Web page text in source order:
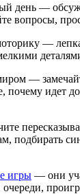
день —
вопросы,
—
—
почему идет
подбирать
игры — они